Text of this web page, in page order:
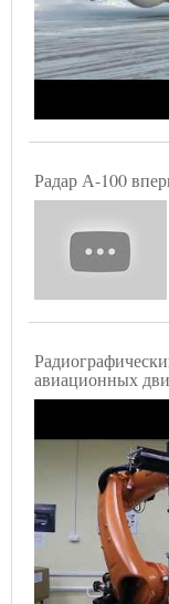
Радар А-100
авиационных